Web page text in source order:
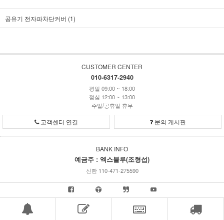
공유기 전자파차단커버 (1)
CUSTOMER CENTER
010-6317-2940
평일 09:00 ~ 18:00
점심 12:00 ~ 13:00
주말/공휴일 휴무
고객센터 연결 문의 게시판
BANK INFO
예금주 : 엑스블루(조형섭)
신한 110-471-275590